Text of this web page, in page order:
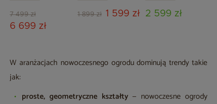
7 499 zł
6 699 zł
Cappuccino 4+1
1 899 zł 1 599 zł Melange
2 599 zł
W aranżacjach nowoczesnego ogrodu dominują trendy takie
jak:
proste, geometryczne kształty— nowoczesne ogrody